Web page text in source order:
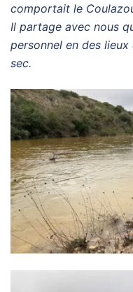
comportait le
Il partage avec nous
personnel en des
sec.